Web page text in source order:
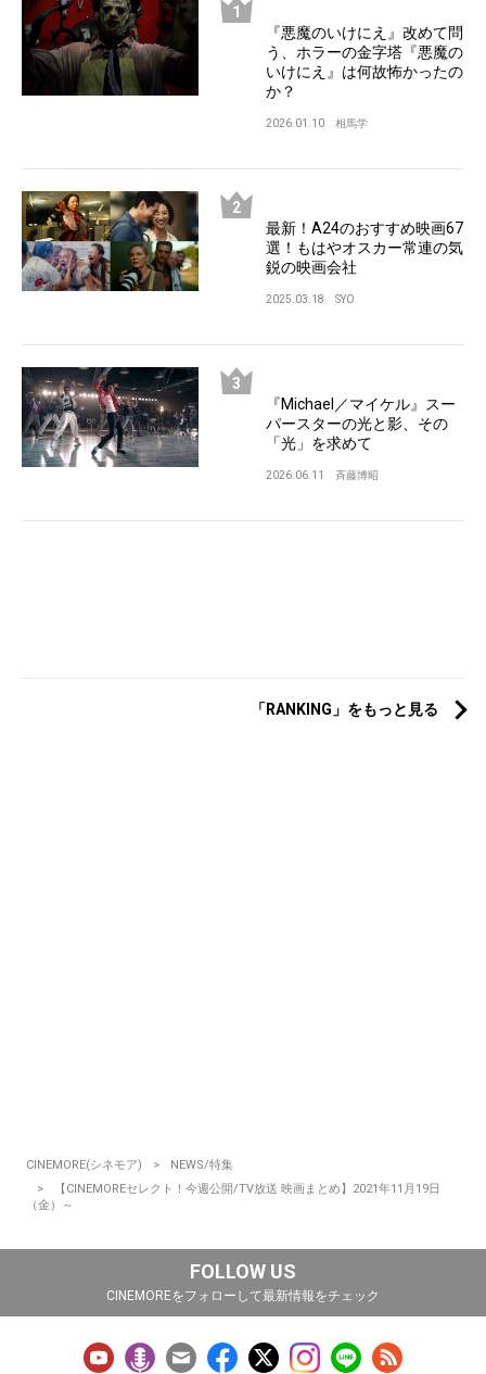
『悪魔のいけにえ』改めて問
う、ホラーの金字塔『悪魔の
いけにえ』は何故怖かったの
か？
2026.01.10 相馬学
最新！A24のおすすめ映画67
選！もはやオスカー常連の気
鋭の映画会社
2025.03.18 SYO
『Michael／マイケル』スー
パースターの光と影、その
「光」を求めて
2026.06.11 斉藤博昭
「RANKING」をもっと見る
CINEMORE(シネモア)
NEWS/特集
【CINEMOREセレクト！今週公開/TV放送 映画まとめ】2021年11月19日
（金）～
FOLLOW US
CINEMOREをフォローして最新情報をチェック